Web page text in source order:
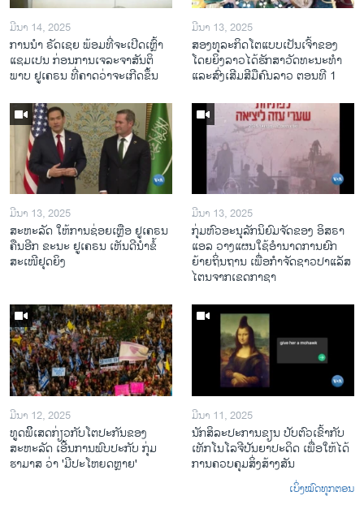
ມີນາ 14, 2025
ການ​ນຳ ຣັດ​ເຊຍ ພ້ອມ​ທີ່​ຈະ​ເປີ​ດ​ເຫຼົ້າ​
ແຊມ​ເປນ ກ່ອນການ​ເຈ​ລະ​ຈາ​ສັນ​ຕິ​
ພາບ ຢູ​ເຄ​ຣນ ທີ່​ຄາດ​ວ່າ​ຈະ​ເກີດ​ຂຶ້ນ
ມີນາ 13, 2025
ສອງທຸລະກິດໂຕແບບເປັນເຈົ້າຂອງ
ໂດຍຍິງລາວໄດ້ຮັກສາວັດທະນະທຳ
ແລະສົ່ງເສີມສີມືຄົນລາວ ຕອນທີ 1
ມີນາ 13, 2025
ສະຫະລັດ ໃຫ້ການຊ່ອຍເຫຼືອ ຢູເຄຣນ
ຄືນອີກ ຂະນະ ຢູເຄຣນ ເຫັນດີນຳຂໍ້
ສະເໜີຢຸດຍິງ
ມີນາ 13, 2025
ກຸ່ມຫົວອະນຸລັກນິຍົມຈັດຂອງ ອິສຣາ
ແອລ ວາງແຜນໃຊ້ອຳນາດການຍົກ
ຍ້າຍຖິ່ນຖານ ເພື່ອກຳຈັດຊາວປາແລັສ
ໄຕນຈາກເຂດກາຊາ
ມີນາ 12, 2025
ທູດພິິເສດກ່ຽວກັບໂຕປະກັນຂອງ
ສະຫະລັດ ເອີ້ນການພົບປະກັບ ກຸ່ມ
ຮາມາສ ວ່າ 'ມີປະໂຫຍດຫຼາຍ'
ມີນາ 11, 2025
ນັກ​ສິ​ລະ​ປະ​ການ​ຂຽນ ປັບ​ຕົວ​ເຂົ້າ​ກັບ​
ເທັກ​ໂນ​ໂລ​ຈີ​ປັນ​ຍາ​ປະ​ດິດ ເພື່ອ​ໃຫ້​ໄດ້​
ກ​ານ​ຄວບ​ຄຸມ​ສິ່ງ​ສ້າງ​ສັນ
ເບິ່ງໝົດທຸກຕອນ